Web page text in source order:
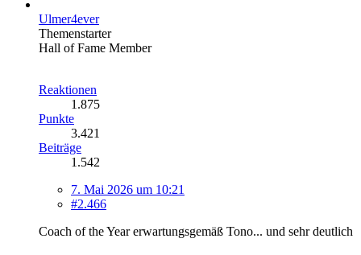
Ulmer4ever
Themenstarter
Hall of Fame Member
Reaktionen
1.875
Punkte
3.421
Beiträge
1.542
7. Mai 2026 um 10:21
#2.466
Coach of the Year erwartungsgemäß Tono... und sehr deutlich